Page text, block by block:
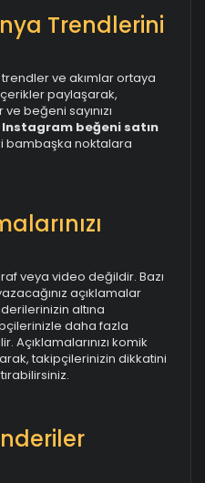
Trendlerini
ve akımlar ortaya
paylaşarak,
beğeni sayınızı
Instagram beğeni satın
bambaşka noktalara
veya video değildir. Bazı
açıklamalar
altına
daha fazla
Açıklamalarınızı komik
takipçilerinizin dikkatini